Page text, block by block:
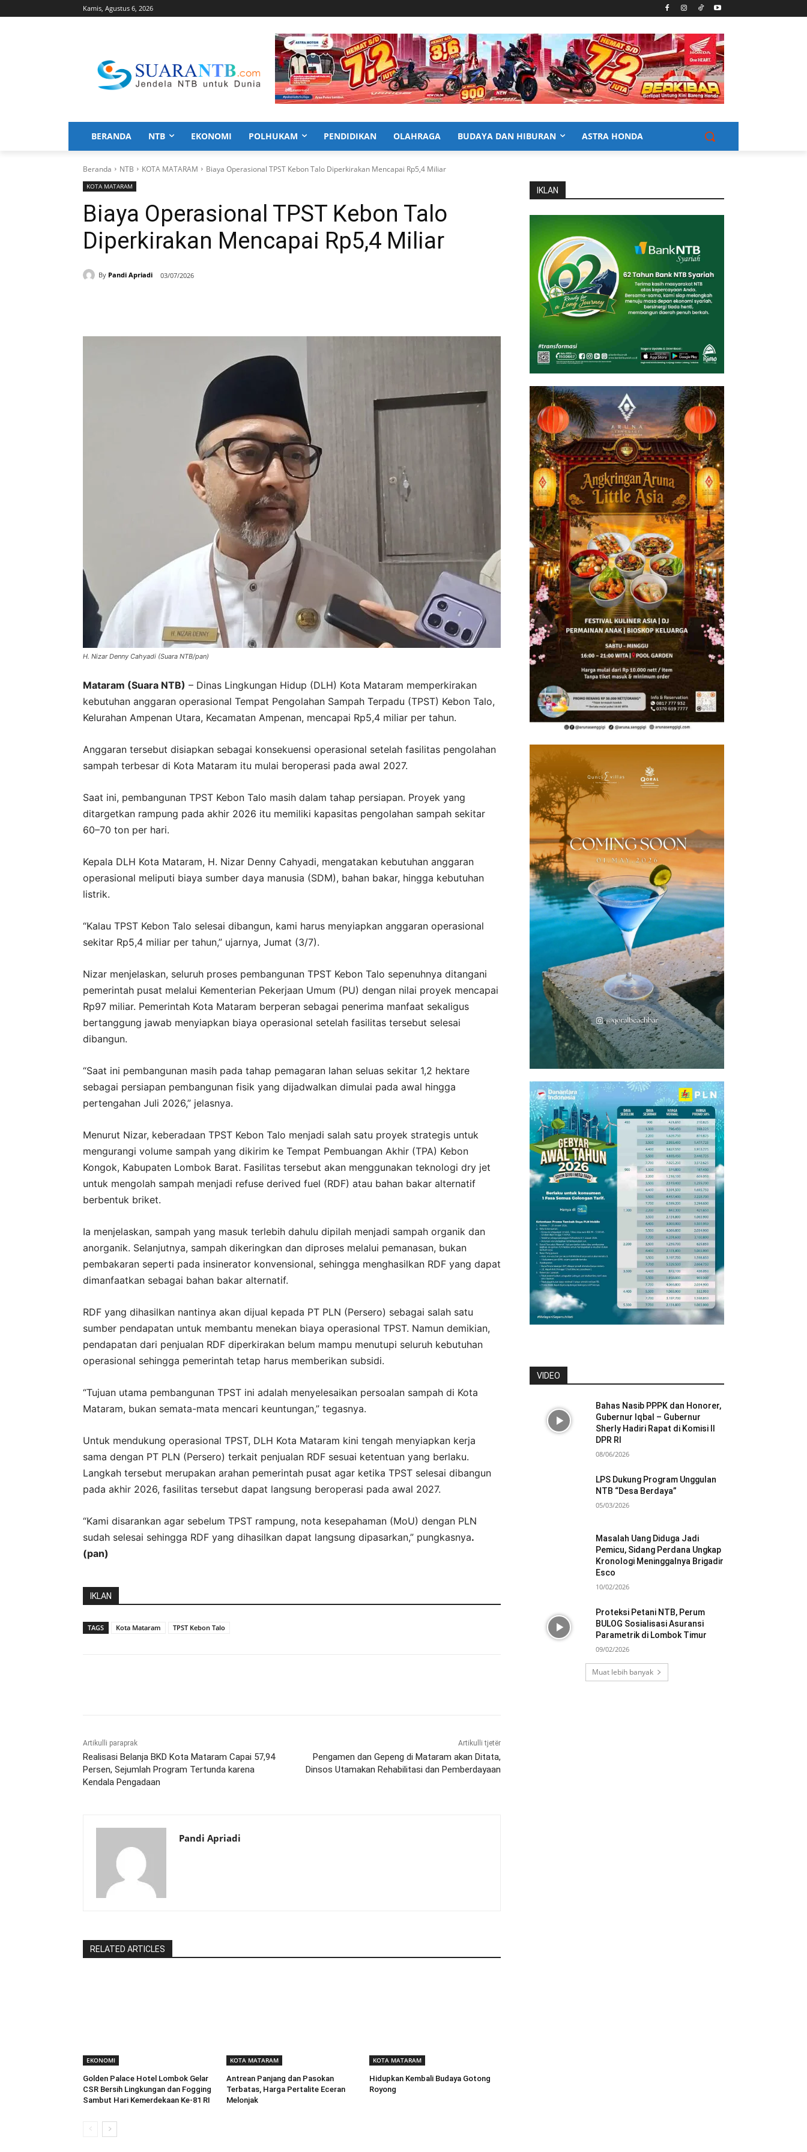
Kamis, Agustus 6, 2026
BERANDA NTB EKONOMI POLHUKAM PENDIDIKAN OLAHRAGA BUDAYA DAN HIBURAN ASTRA HONDA
Beranda NTB KOTA MATARAM Biaya Operasional TPST Kebon Talo Diperkirakan Mencapai Rp5,4 Miliar
KOTA MATARAM
Biaya Operasional TPST Kebon Talo
Diperkirakan Mencapai Rp5,4 Miliar
By Pandi Apriadi 03/07/2026
H. Nizar Denny Cahyadi (Suara NTB/pan)
Mataram (Suara NTB) – Dinas Lingkungan Hidup (DLH) Kota Mataram memperkirakan
kebutuhan anggaran operasional Tempat Pengolahan Sampah Terpadu (TPST) Kebon Talo,
Kelurahan Ampenan Utara, Kecamatan Ampenan, mencapai Rp5,4 miliar per tahun.
Anggaran tersebut disiapkan sebagai konsekuensi operasional setelah fasilitas pengolahan
sampah terbesar di Kota Mataram itu mulai beroperasi pada awal 2027.
Saat ini, pembangunan TPST Kebon Talo masih dalam tahap persiapan. Proyek yang
ditargetkan rampung pada akhir 2026 itu memiliki kapasitas pengolahan sampah sekitar
60–70 ton per hari.
Kepala DLH Kota Mataram, H. Nizar Denny Cahyadi, mengatakan kebutuhan anggaran
operasional meliputi biaya sumber daya manusia (SDM), bahan bakar, hingga kebutuhan
listrik.
“Kalau TPST Kebon Talo selesai dibangun, kami harus menyiapkan anggaran operasional
sekitar Rp5,4 miliar per tahun,” ujarnya, Jumat (3/7).
Nizar menjelaskan, seluruh proses pembangunan TPST Kebon Talo sepenuhnya ditangani
pemerintah pusat melalui Kementerian Pekerjaan Umum (PU) dengan nilai proyek mencapai
Rp97 miliar. Pemerintah Kota Mataram berperan sebagai penerima manfaat sekaligus
bertanggung jawab menyiapkan biaya operasional setelah fasilitas tersebut selesai
dibangun.
“Saat ini pembangunan masih pada tahap pemagaran lahan seluas sekitar 1,2 hektare
sebagai persiapan pembangunan fisik yang dijadwalkan dimulai pada awal hingga
pertengahan Juli 2026,” jelasnya.
Menurut Nizar, keberadaan TPST Kebon Talo menjadi salah satu proyek strategis untuk
mengurangi volume sampah yang dikirim ke Tempat Pembuangan Akhir (TPA) Kebon
Kongok, Kabupaten Lombok Barat. Fasilitas tersebut akan menggunakan teknologi dry jet
untuk mengolah sampah menjadi refuse derived fuel (RDF) atau bahan bakar alternatif
berbentuk briket.
Ia menjelaskan, sampah yang masuk terlebih dahulu dipilah menjadi sampah organik dan
anorganik. Selanjutnya, sampah dikeringkan dan diproses melalui pemanasan, bukan
pembakaran seperti pada insinerator konvensional, sehingga menghasilkan RDF yang dapat
dimanfaatkan sebagai bahan bakar alternatif.
RDF yang dihasilkan nantinya akan dijual kepada PT PLN (Persero) sebagai salah satu
sumber pendapatan untuk membantu menekan biaya operasional TPST. Namun demikian,
pendapatan dari penjualan RDF diperkirakan belum mampu menutupi seluruh kebutuhan
operasional sehingga pemerintah tetap harus memberikan subsidi.
“Tujuan utama pembangunan TPST ini adalah menyelesaikan persoalan sampah di Kota
Mataram, bukan semata-mata mencari keuntungan,” tegasnya.
Untuk mendukung operasional TPST, DLH Kota Mataram kini tengah menyiapkan kerja
sama dengan PT PLN (Persero) terkait penjualan RDF sesuai ketentuan yang berlaku.
Langkah tersebut merupakan arahan pemerintah pusat agar ketika TPST selesai dibangun
pada akhir 2026, fasilitas tersebut dapat langsung beroperasi pada awal 2027.
“Kami disarankan agar sebelum TPST rampung, nota kesepahaman (MoU) dengan PLN
sudah selesai sehingga RDF yang dihasilkan dapat langsung dipasarkan,” pungkasnya.
(pan)
IKLAN
TAGS Kota Mataram TPST Kebon Talo
Artikulli paraprak
Realisasi Belanja BKD Kota Mataram Capai 57,94
Persen, Sejumlah Program Tertunda karena
Kendala Pengadaan
Artikulli tjetër
Pengamen dan Gepeng di Mataram akan Ditata,
Dinsos Utamakan Rehabilitasi dan Pemberdayaan
Pandi Apriadi
RELATED ARTICLES
EKONOMI
Golden Palace Hotel Lombok Gelar
CSR Bersih Lingkungan dan Fogging
Sambut Hari Kemerdekaan Ke-81 RI
KOTA MATARAM
Antrean Panjang dan Pasokan
Terbatas, Harga Pertalite Eceran
Melonjak
KOTA MATARAM
Hidupkan Kembali Budaya Gotong
Royong
IKLAN
VIDEO
Bahas Nasib PPPK dan Honorer,
Gubernur Iqbal – Gubernur
Sherly Hadiri Rapat di Komisi II
DPR RI
08/06/2026
LPS Dukung Program Unggulan
NTB “Desa Berdaya”
05/03/2026
Masalah Uang Diduga Jadi
Pemicu, Sidang Perdana Ungkap
Kronologi Meninggalnya Brigadir
Esco
10/02/2026
Proteksi Petani NTB, Perum
BULOG Sosialisasi Asuransi
Parametrik di Lombok Timur
09/02/2026
Muat lebih banyak